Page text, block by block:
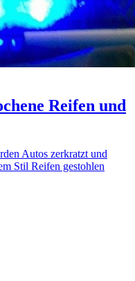
Reifen und
Autos zerkratzt und
Stil Reifen gestohlen